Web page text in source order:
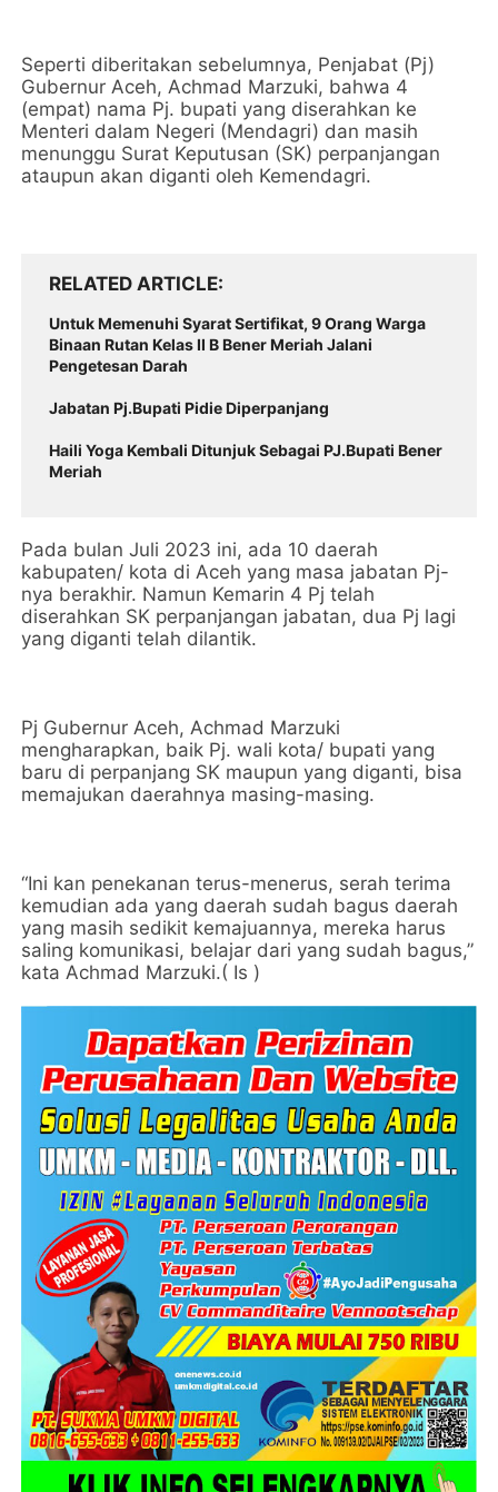
Seperti diberitakan sebelumnya, Penjabat (Pj)
Gubernur Aceh, Achmad Marzuki, bahwa 4
(empat) nama Pj. bupati yang diserahkan ke
Menteri dalam Negeri (Mendagri) dan masih
menunggu Surat Keputusan (SK) perpanjangan
ataupun akan diganti oleh Kemendagri.
RELATED ARTICLE
Untuk Memenuhi Syarat Sertifikat, 9 Orang Warga
Binaan Rutan Kelas II B Bener Meriah Jalani
Pengetesan Darah
Jabatan Pj.Bupati Pidie Diperpanjang
Haili Yoga Kembali Ditunjuk Sebagai PJ.Bupati Bener
Meriah
Pada bulan Juli 2023 ini, ada 10 daerah
kabupaten/ kota di Aceh yang masa jabatan Pj-
nya berakhir. Namun Kemarin 4 Pj telah
diserahkan SK perpanjangan jabatan, dua Pj lagi
yang diganti telah dilantik.
Pj Gubernur Aceh, Achmad Marzuki
mengharapkan, baik Pj. wali kota/ bupati yang
baru di perpanjang SK maupun yang diganti, bisa
memajukan daerahnya masing-masing.
“Ini kan penekanan terus-menerus, serah terima
kemudian ada yang daerah sudah bagus daerah
yang masih sedikit kemajuannya, mereka harus
saling komunikasi, belajar dari yang sudah bagus,”
kata Achmad Marzuki.( Is )